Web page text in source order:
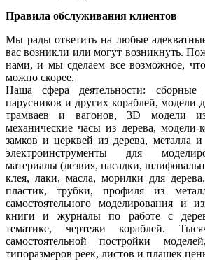
Правила обслуживания клиентов
Мы рады ответить на любые
вас возникли или могут возникнуть.
нами, и мы сделаем все возможное,
можно скорее.
Наша сфера деятельности: сборные
парусников и других кораблей, модели
трамваев и вагонов, 3D модели
механические часы из дерева, модели-
замков и церквей из дерева, металла
электроинструменты для
материалы (лезвия, насадки,
клея, лаки, масла, морилки для
пластик, трубки, профиля из
самостоятельного моделирования и
книги и журналы по работе с
тематике, чертежи кораблей.
самостоятельной постройки
типоразмеров реек, листов и плашек